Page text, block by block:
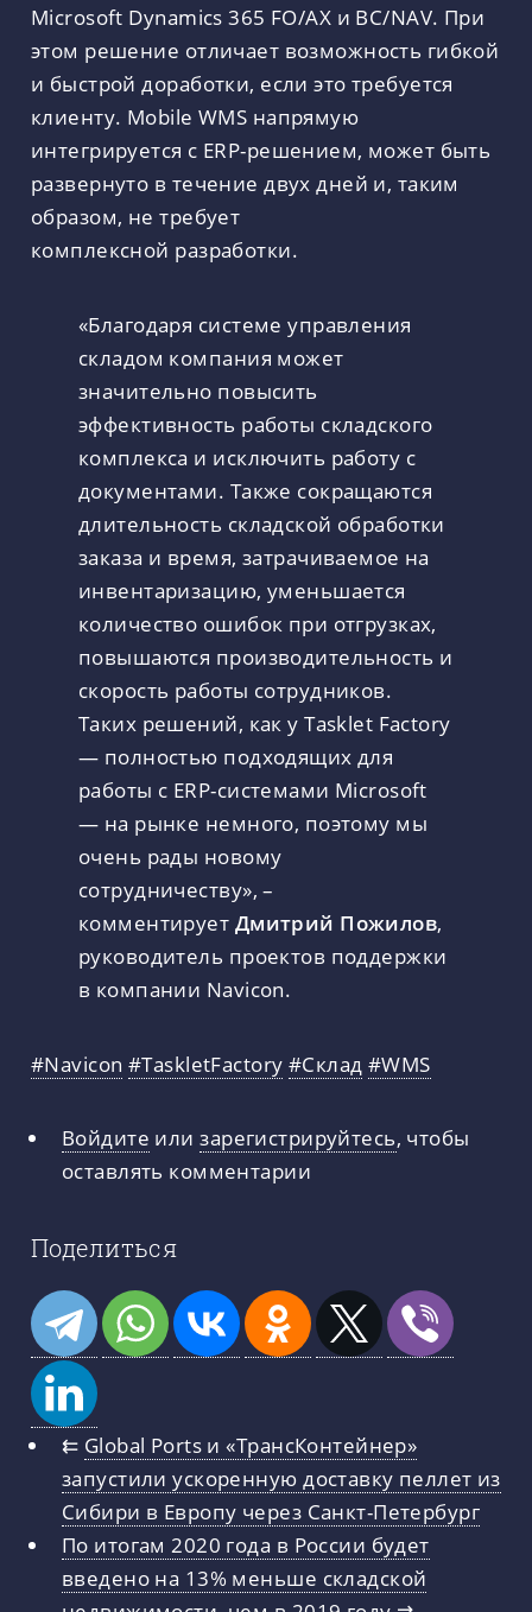
Microsoft Dynamics 365 FO/AX и BC/NAV. При
этом решение отличает возможность гибкой
и быстрой доработки, если это требуется
клиенту. Mobile WMS напрямую
интегрируется с ERP-решением, может быть
развернуто в течение двух дней и, таким
образом, не требует
комплексной разработки.
«Благодаря системе управления
складом компания может
значительно повысить
эффективность работы складского
комплекса и исключить работу с
документами. Также сокращаются
длительность складской обработки
заказа и время, затрачиваемое на
инвентаризацию, уменьшается
количество ошибок при отгрузках,
повышаются производительность и
скорость работы сотрудников.
Таких решений, как у Tasklet Factory
— полностью подходящих для
работы с ERP-системами Microsoft
— на рынке немного, поэтому мы
очень рады новому
сотрудничеству», –
комментирует Дмитрий Пожилов,
руководитель проектов поддержки
в компании Navicon.
#Navicon #TaskletFactory #Склад #WMS
Войдите илизарегистрируйтесь, чтобы
оставлять комментарии
Поделиться
⇇ Global Ports и «ТрансКонтейнер»
запустили ускоренную доставку пеллет из
Сибири в Европу через Санкт-Петербург
По итогам 2020 года в России будет
введено на 13% меньше складской